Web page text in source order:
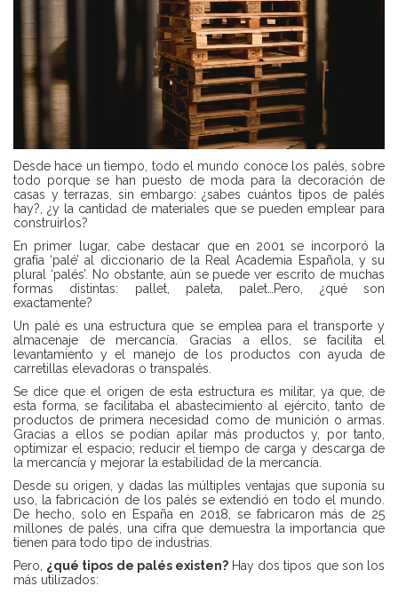
Desde hace un tiempo, todo el mundo conoce los palés, sobre
todo porque se han puesto de moda para la decoración de
casas y terrazas, sin embargo: ¿sabes cuántos tipos de palés
hay?, ¿y la cantidad de materiales que se pueden emplear para
construirlos?
En primer lugar, cabe destacar que en 2001 se incorporó la
grafía ‘palé’ al diccionario de la Real Academia Española, y su
plural ‘palés’. No obstante, aún se puede ver escrito de muchas
formas distintas: pallet, paleta, palet…Pero, ¿qué son
exactamente?
Un palé es una estructura que se emplea para el transporte y
almacenaje de mercancía. Gracias a ellos, se facilita el
levantamiento y el manejo de los productos con ayuda de
carretillas elevadoras o transpalés.
Se dice que el origen de esta estructura es militar, ya que, de
esta forma, se facilitaba el abastecimiento al ejército, tanto de
productos de primera necesidad como de munición o armas.
Gracias a ellos se podían apilar más productos y, por tanto,
optimizar el espacio; reducir el tiempo de carga y descarga de
la mercancía y mejorar la estabilidad de la mercancía.
Desde su origen, y dadas las múltiples ventajas que suponía su
uso, la fabricación de los palés se extendió en todo el mundo.
De hecho, solo en España en 2018, se fabricaron más de 25
millones de palés, una cifra que demuestra la importancia que
tienen para todo tipo de industrias.
Pero, ¿qué tipos de palés existen?Hay dos tipos que son los
más utilizados: